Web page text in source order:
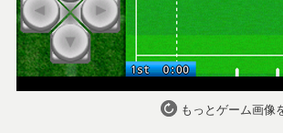
もっとゲーム画像